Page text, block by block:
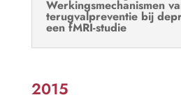
Werkingsmechanismen
terugvalpreventie bij
een fMRI-studie
2015